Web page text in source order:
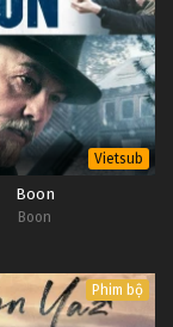
Vietsub
Boon
Boon
Phim bộ